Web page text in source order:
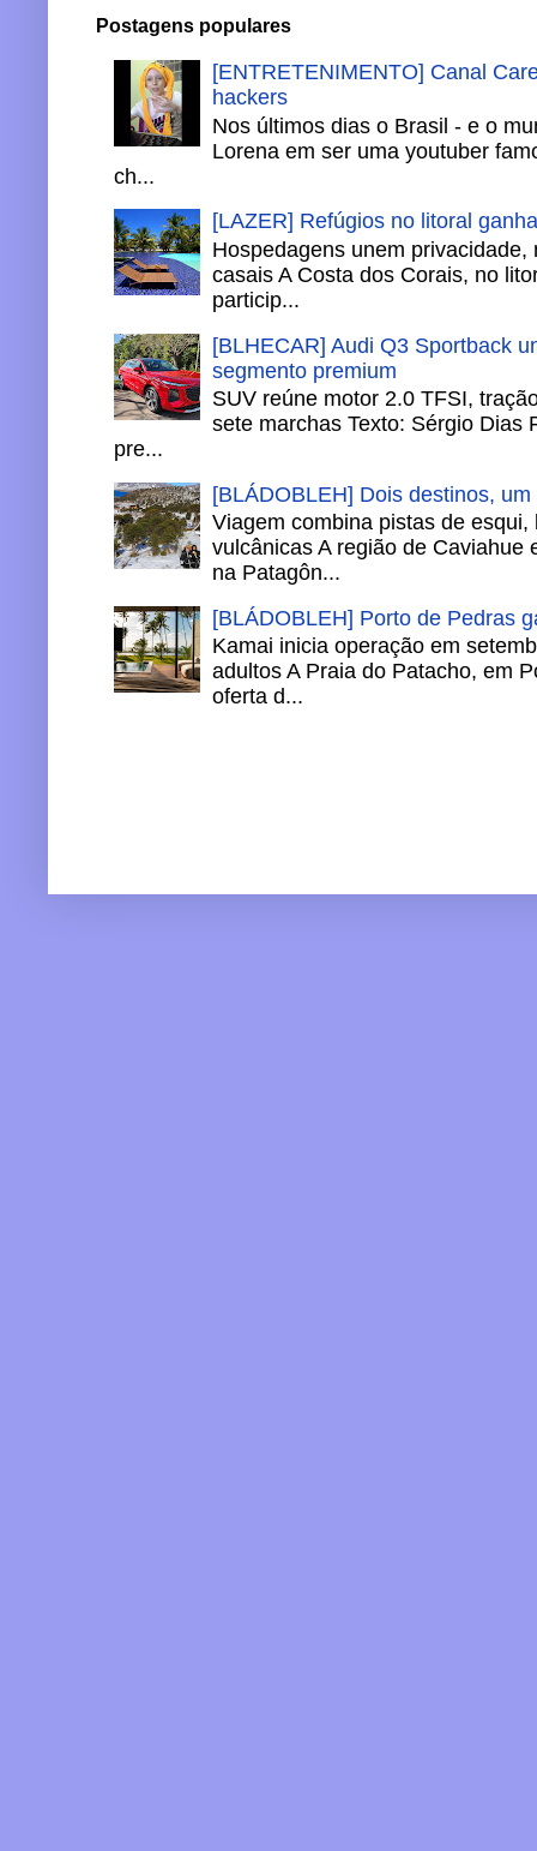
Postagens populares
[ENTRETENIMENTO] Canal
hackers
Nos últimos dias o Brasil - e o
Lorena em ser uma youtuber
ch...
[LAZER] Refúgios no litoral
Hospedagens unem
casais A Costa dos Corais, no
particip...
[BLHECAR] Audi Q3 Sportback
segmento premium
SUV reúne motor 2.0 TFSI,
sete marchas Texto: Sérgio Dias
pre...
[BLÁDOBLEH] Dois destinos,
Viagem combina pistas de
vulcânicas A região de Caviahue
na Patagôn...
[BLÁDOBLEH] Porto de Pedras
Kamai inicia operação em
adultos A Praia do Patacho, em
oferta d...